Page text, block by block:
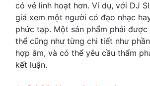
có vẻ linh hoạt hơn. Ví dụ, với DJ
giá xem một người có đạo nhạc
phức tạp. Một sản phẩm phải
thể cũng như từng chi tiết như
hợp âm, và có thể yêu cầu thẩm
kết luận.